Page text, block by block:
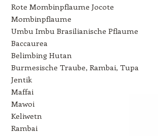
Rote Mombinpflaume Jocote
Mombinpflaume
Umbu Imbu Brasilianische Pflaume
Baccaurea
Belimbing Hutan
Burmesische Traube, Rambai, Tupa
Jentik
Maffai
Mawoi
Keliwetn
Rambai